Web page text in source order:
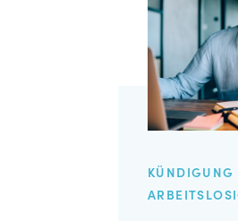
KÜNDIGUNG